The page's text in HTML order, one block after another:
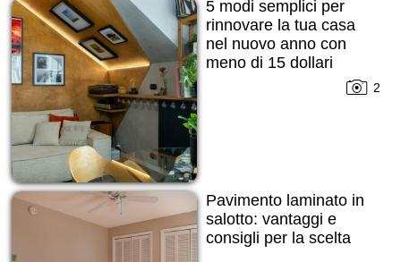
5 modi semplici per
rinnovare la tua casa
nel nuovo anno con
meno di 15 dollari
2
Pavimento laminato in
salotto: vantaggi e
consigli per la scelta